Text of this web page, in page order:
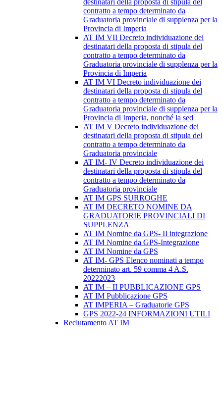
destinatari della proposta di stipula del
contratto a tempo determinato da
Graduatoria provinciale di supplenza per la
Provincia di Imperia
AT IM VII Decreto individuazione dei
destinatari della proposta di stipula del
contratto a tempo determinato da
Graduatoria provinciale di supplenza per la
Provincia di Imperia
AT IM VI Decreto individuazione dei
destinatari della proposta di stipula del
contratto a tempo determinato da
Graduatoria provinciale di supplenza per la
Provincia di Imperia, nonché la sed
AT IM V Decreto individuazione dei
destinatari della proposta di stipula del
contratto a tempo determinato da
Graduatoria provinciale
AT IM- IV Decreto individuazione dei
destinatari della proposta di stipula del
contratto a tempo determinato da
Graduatoria provinciale
AT IM GPS SURROGHE
AT IM DECRETO NOMINE DA
GRADUATORIE PROVINCIALI DI
SUPPLENZA
AT IM Nomine da GPS- II integrazione
AT IM Nomine da GPS-Integrazione
AT IM Nomine da GPS
AT IM- GPS Elenco nominati a tempo
determinato art. 59 comma 4 A.S.
20222023
AT IM – II PUBBLICAZIONE GPS
AT IM Pubblicazione GPS
AT IMPERIA – Graduatorie GPS
GPS 2022-24 INFORMAZIONI UTILI
Reclutamento AT IM